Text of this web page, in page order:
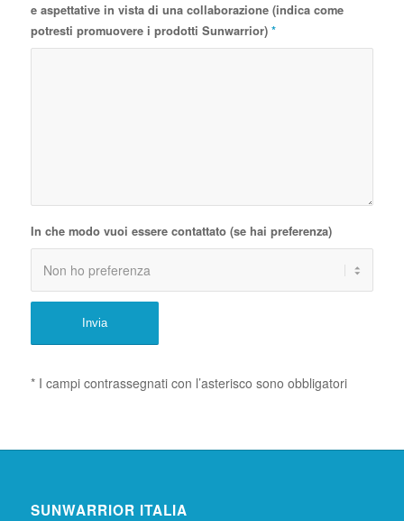
e aspettative in vista di una collaborazione (indica come
potresti promuovere i prodotti Sunwarrior) *
In che modo vuoi essere contattato (se hai preferenza)
* I campi contrassegnati con l’asterisco sono obbligatori
SUNWARRIOR ITALIA